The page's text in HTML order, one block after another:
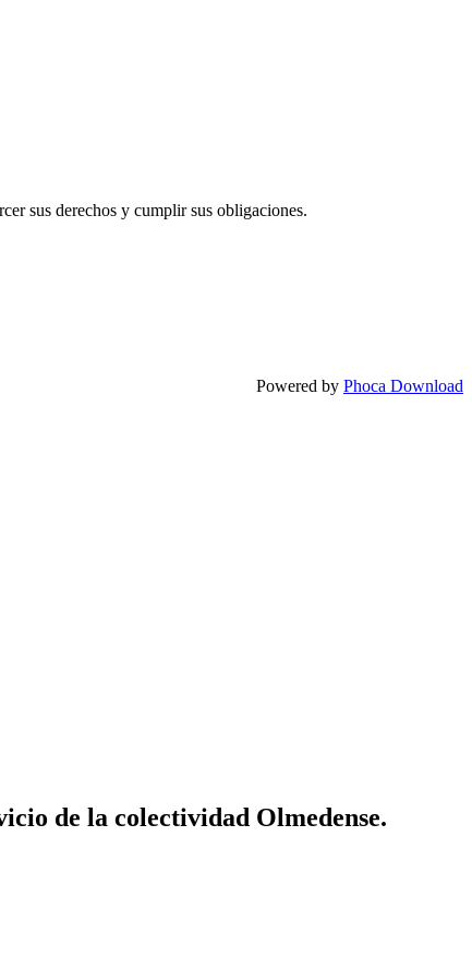
sus derechos y cumplir sus obligaciones.
Powered by Phoca Download
de la colectividad Olmedense.